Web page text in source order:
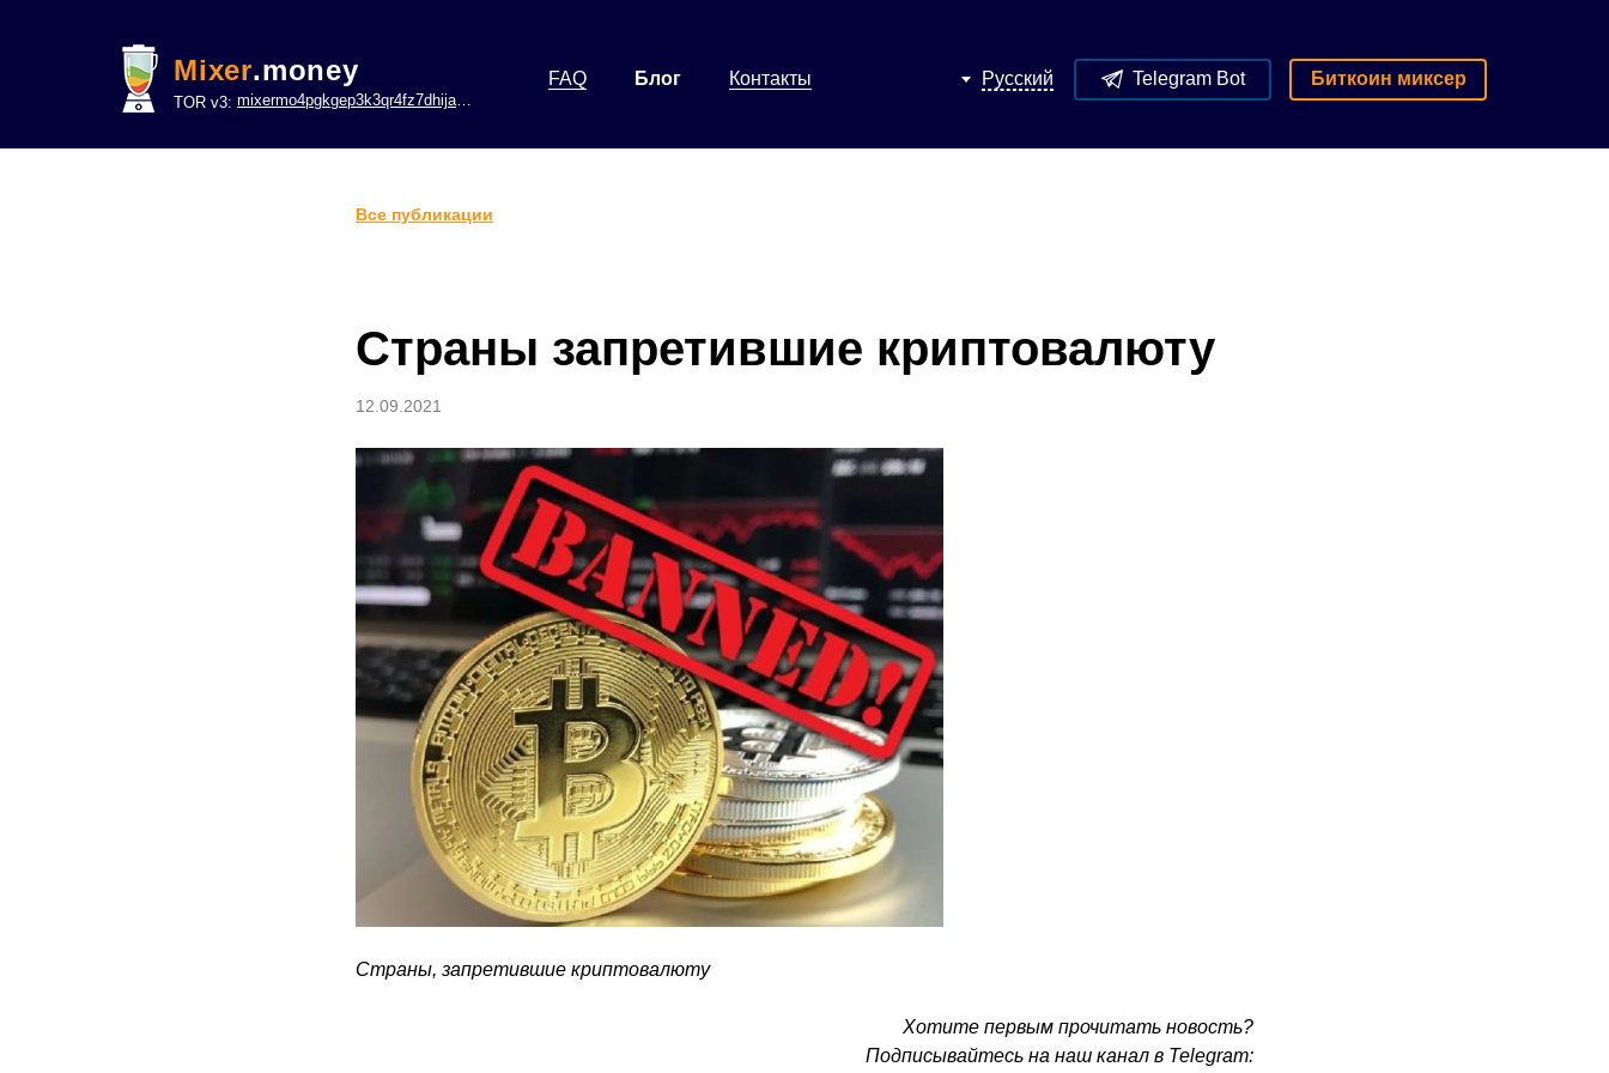
Mixer.money
TOR v3: mixermo4pgkgep3k3qr4fz7dhijavxnh6lwgu7gf5qeltpy4unjed2yd.onion
FAQ Блог Контакты Русский Telegram Bot Биткоин миксер
Все публикации
Страны запретившие криптовалюту
12.09.2021
Страны, запретившие криптовалюту
Хотите первым прочитать новость?
Подписывайтесь на наш канал в Telegram: